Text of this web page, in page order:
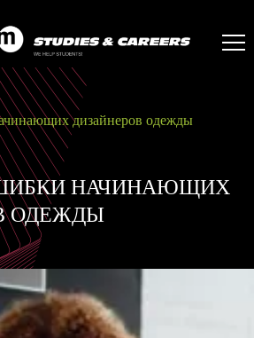
дизайнеров одежды
НАЧИНАЮЩИХ
ОДЕЖДЫ